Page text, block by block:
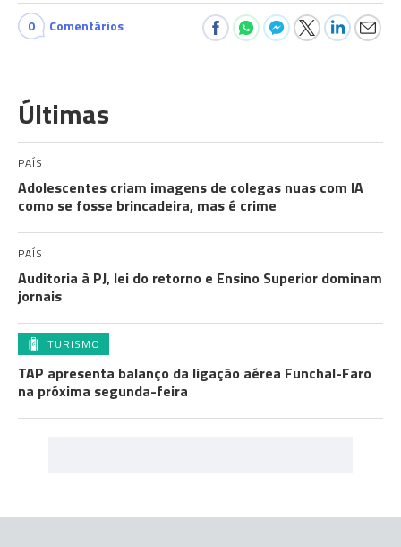
0 Comentários
Últimas
PAÍS
Adolescentes criam imagens de colegas nuas com IA
como se fosse brincadeira, mas é crime
PAÍS
Auditoria à PJ, lei do retorno e Ensino Superior dominam
jornais
TURISMO
TAP apresenta balanço da ligação aérea Funchal-Faro
na próxima segunda-feira